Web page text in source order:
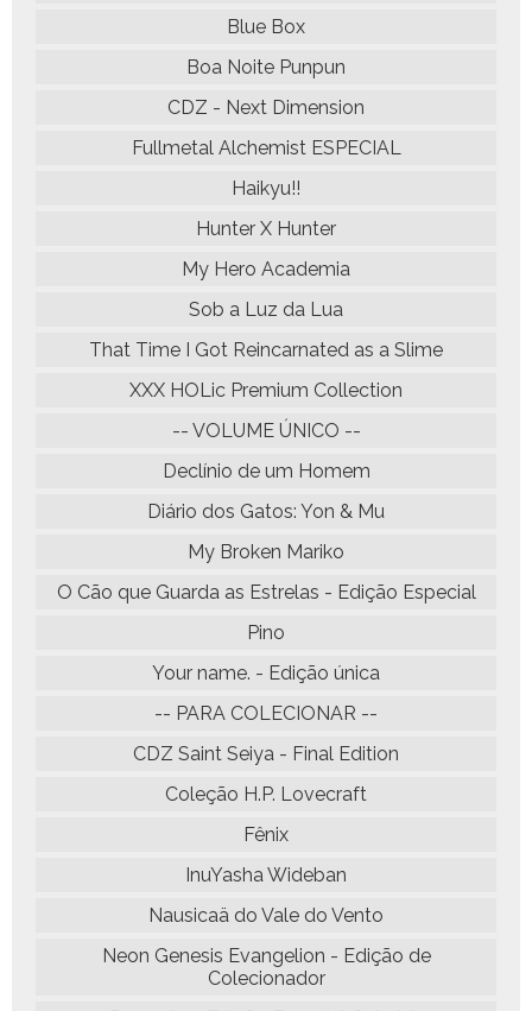
Blue Box
Boa Noite Punpun
CDZ - Next Dimension
Fullmetal Alchemist ESPECIAL
Haikyu!!
Hunter X Hunter
My Hero Academia
Sob a Luz da Lua
That Time I Got Reincarnated as a Slime
XXX HOLic Premium Collection
-- VOLUME ÚNICO --
Declínio de um Homem
Diário dos Gatos: Yon & Mu
My Broken Mariko
O Cão que Guarda as Estrelas - Edição Especial
Pino
Your name. - Edição única
-- PARA COLECIONAR --
CDZ Saint Seiya - Final Edition
Coleção H.P. Lovecraft
Fênix
InuYasha Wideban
Nausicaä do Vale do Vento
Neon Genesis Evangelion - Edição de
Colecionador